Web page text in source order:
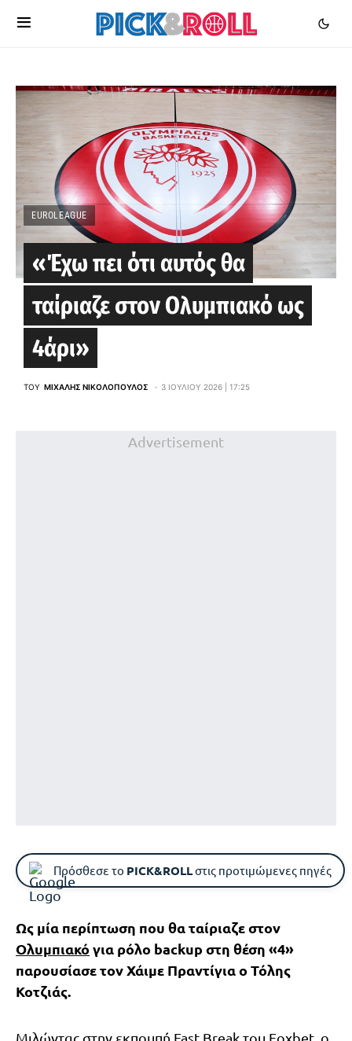
EUROLEAGUE
«Έχω πει ότι αυτός θα
ταίριαζε στον Ολυμπιακό ως
4άρι»
ΤΟΥ ΜΙΧΆΛΗΣ ΝΙΚΟΛΌΠΟΥΛΟΣ 3 ΙΟΥΛΊΟΥ 2026 | 17:25
Advertisement
Πρόσθεσε το PICK&ROLLστις προτιμώμενες πηγές
Ως μία περίπτωση που θα ταίριαζε στον
Ολυμπιακό για ρόλο backup στη θέση «4»
παρουσίασε τον Χάιμε Πραντίγια ο Τόλης
Κοτζιάς.